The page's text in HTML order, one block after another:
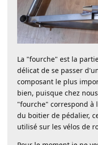
La "fourche" est la
délicat de se passer
composant le plus
bien, puisque chez
"fourche" correspond à
du boitier de pédalier,
utilisé sur les vélos de